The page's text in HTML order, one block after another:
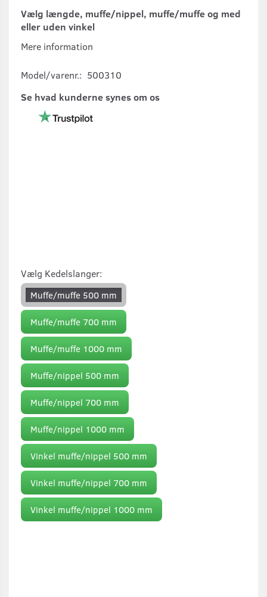
Vælg længde, muffe/nippel, muffe/muffe og med
eller uden vinkel
Mere information
Model/varenr.: 500310
Se hvad kunderne synes om os
Vælg Kedelslanger:
Muffe/muffe 500 mm
Muffe/muffe 700 mm
Muffe/muffe 1000 mm
Muffe/nippel 500 mm
Muffe/nippel 700 mm
Muffe/nippel 1000 mm
Vinkel muffe/nippel 500 mm
Vinkel muffe/nippel 700 mm
Vinkel muffe/nippel 1000 mm